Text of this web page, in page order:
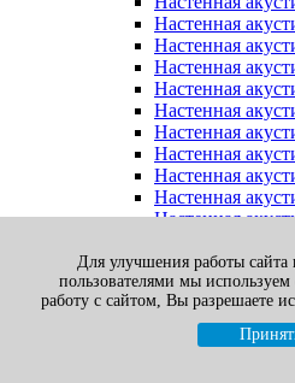
Настенная
Настенная
Настенная
Настенная
Настенная
Настенная
Настенная
Настенная
Настенная
Настенная
Настенная
Настенная
Настенная
Настенная
Настенная
Для улучшения работы сайта
пользователями мы
работу с сайтом, Вы разрешаете